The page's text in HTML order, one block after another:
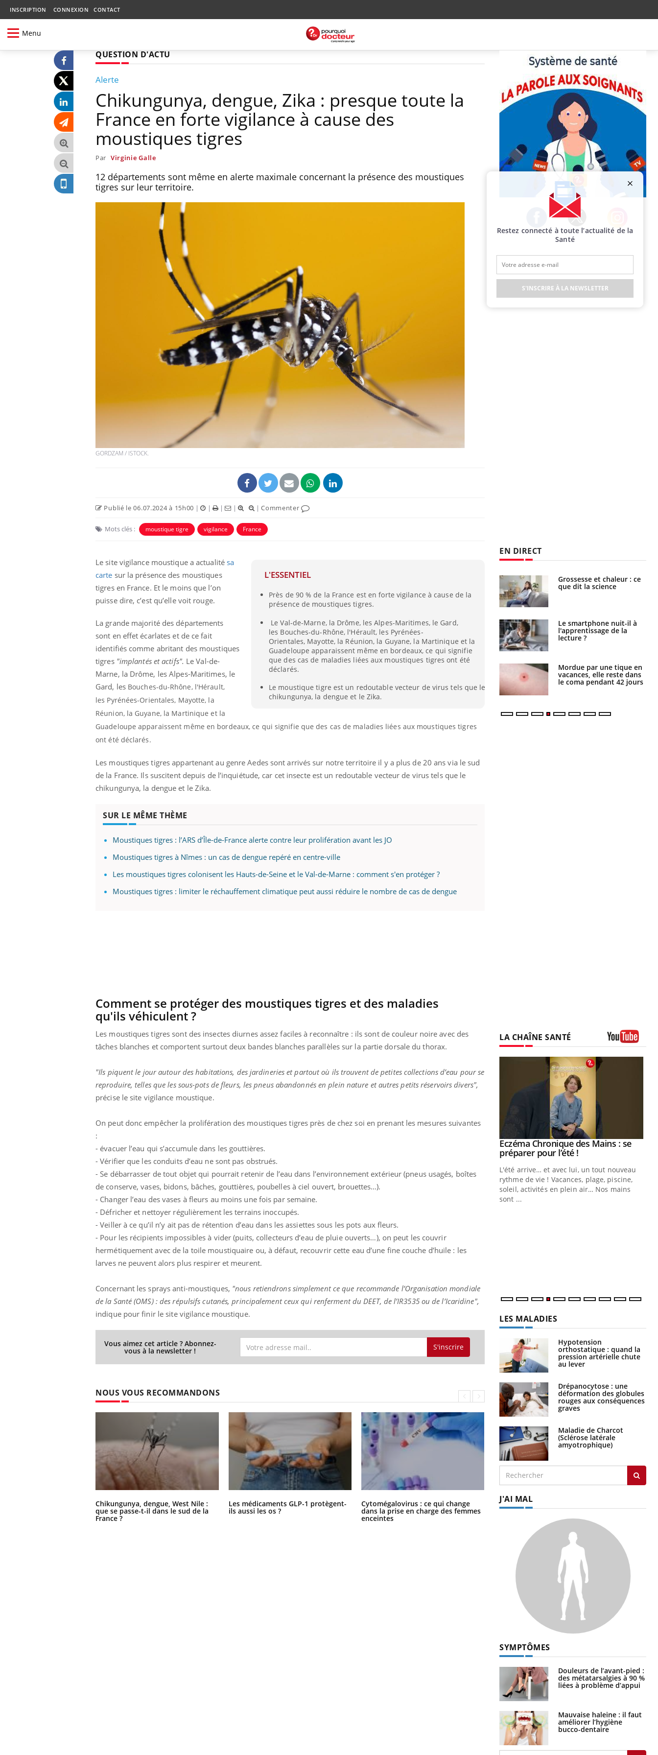
INSCRIPTION CONNEXION CONTACT
Menu
QUESTION D'ACTU
Alerte
Chikungunya, dengue, Zika : presque toute la
France en forte vigilance à cause des
moustiques tigres
Par Virginie Galle
12 départements sont même en alerte maximale concernant la présence des moustiques
tigres sur leur territoire.
GORDZAM / ISTOCK.
Publié le 06.07.2024 à 15h00 | | | | |Commenter
Mots clés : moustique tigre vigilance France
L'ESSENTIEL
Près de 90 % de la France est en forte vigilance à cause de la
présence de moustiques tigres.
Le Val-de-Marne, la Drôme, les Alpes-Maritimes, le Gard,
les Bouches-du-Rhône, l'Hérault, les Pyrénées-
Orientales, Mayotte, la Réunion, la Guyane, la Martinique et la
Guadeloupe apparaissent même en bordeaux, ce qui signifie
que des cas de maladies liées aux moustiques tigres ont été
déclarés.
Le moustique tigre est un redoutable vecteur de virus tels que le
chikungunya, la dengue et le Zika.
Le site vigilance moustique a actualitésa
carte sur la présence des moustiques
tigres en France. Et le moins que l’on
puisse dire, c’est qu’elle voit rouge.
La grande majorité des départements
sont en effet écarlates et de ce fait
identifiés comme abritant des moustiques
tigres"implantés et actifs". Le Val-de-
Marne, la Drôme, les Alpes-Maritimes, le
Gard, les Bouches-du-Rhône, l'Hérault,
les Pyrénées-Orientales, Mayotte, la
Réunion, la Guyane, la Martinique et la
Guadeloupe apparaissent même en bordeaux, ce qui signifie que des cas de maladies liées aux moustiques tigres
ont été déclarés.
Les moustiques tigres appartenant au genre Aedes sont arrivés sur notre territoire il y a plus de 20 ans via le sud
de la France. Ils suscitent depuis de l’inquiétude, car cet insecte est un redoutable vecteur de virus tels que le
chikungunya, la dengue et le Zika.
SUR LE MÊME THÈME
Moustiques tigres : l’ARS d’Île-de-France alerte contre leur prolifération avant les JO
Moustiques tigres à Nîmes : un cas de dengue repéré en centre-ville
Les moustiques tigres colonisent les Hauts-de-Seine et le Val-de-Marne : comment s'en protéger ?
Moustiques tigres : limiter le réchauffement climatique peut aussi réduire le nombre de cas de dengue
Comment se protéger des moustiques tigres et des maladies
qu'ils véhiculent ?
Les moustiques tigres sont des insectes diurnes assez faciles à reconnaître : ils sont de couleur noire avec des
tâches blanches et comportent surtout deux bandes blanches parallèles sur la partie dorsale du thorax.
"Ils piquent le jour autour des habitations, des jardineries et partout où ils trouvent de petites collections d’eau pour se
reproduire, telles que les sous-pots de fleurs, les pneus abandonnés en plein nature et autres petits réservoirs divers",
précise le site vigilance moustique.
On peut donc empêcher la prolifération des moustiques tigres près de chez soi en prenant les mesures suivantes
:
- évacuer l’eau qui s’accumule dans les gouttières.
- Vérifier que les conduits d’eau ne sont pas obstrués.
- Se débarrasser de tout objet qui pourrait retenir de l’eau dans l’environnement extérieur (pneus usagés, boîtes
de conserve, vases, bidons, bâches, gouttières, poubelles à ciel ouvert, brouettes…).
- Changer l’eau des vases à fleurs au moins une fois par semaine.
- Défricher et nettoyer régulièrement les terrains inoccupés.
- Veiller à ce qu’il n’y ait pas de rétention d’eau dans les assiettes sous les pots aux fleurs.
- Pour les récipients impossibles à vider (puits, collecteurs d’eau de pluie ouverts…), on peut les couvrir
hermétiquement avec de la toile moustiquaire ou, à défaut, recouvrir cette eau d’une fine couche d’huile : les
larves ne peuvent alors plus respirer et meurent.
Concernant les sprays anti-moustiques, "nous retiendrons simplement ce que recommande l’Organisation mondiale
de la Santé (OMS) : des répulsifs cutanés, principalement ceux qui renferment du DEET, de l’IR3535 ou de l’Icaridine",
indique pour finir le site vigilance moustique.
Vous aimez cet article ? Abonnez-
vous à la newsletter ! S'inscrire
NOUS VOUS RECOMMANDONS
Chikungunya, dengue, West Nile :
que se passe-t-il dans le sud de la
France ?
Les médicaments GLP-1 protègent-
ils aussi les os ?
Cytomégalovirus : ce qui change
dans la prise en charge des femmes
enceintes
La sieste empêche-t-elle de dormir
la nuit ?
Facebook Twitter Instagram
EN DIRECT
Chikungunya, dengue,
West Nile : que se passe-
t-il dans le sud de la
France ?
Les médicaments GLP-1
protègent-ils aussi les os
?
Cytomégalovirus : ce qui
change dans la prise en
charge des femmes
enceintes
La sieste empêche-t-elle
VIH : la fin du comprimé
tous les jours se profile-t-
elle enfin ?
Pourquoi votre ventre
gâche-t-il les premiers
noyade grimpe-t-il ?
Le Viagra pourrait-il
freiner la propagation du
cancer ?
Pourquoi manger moins
Grossesse et chaleur : ce
que dit la science
Le smartphone nuit-il à
l'apprentissage de la
lecture ?
Mordue par une tique en
vacances, elle reste dans
le coma pendant 42 jours
LA CHAÎNE SANTÉ
Eczéma Chronique des Mains :
expliquer ma maladie Youtube
Il y a des sujets qui sont faciles à aborder...
d'autres non ! D'un côté, poser des
questions sur la maladie d'un proche c'est
Youtube
Carence en fer : comprendre pour
prévenirYoutube
Fatigue, irritabilité, brouillard mental ou
même alopécie… Les symptômes de la
carence en fer sont multiples ce qui la rend
...
En 2026, l'insuline dans le diabète de type 2
reste entourée d'idées reçues chez les
patients comme parfois chez les soignants.
Youtube
Eczéma Chronique des Mains : se
préparer pour l’été !Youtube
L'été arrive… et avec lui, un tout nouveau
rythme de vie ! Vacances, plage, piscine,
soleil, activités en plein air… Nos mains
sont ...
LES MALADIES
Hypotension
orthostatique : quand la
pression artérielle chute
au lever
Drépanocytose : une
déformation des globules
rouges aux conséquences
graves
Maladie de Charcot
(Sclérose latérale
amyotrophique)
J'AI MAL
SYMPTÔMES
Douleurs de l’avant-pied :
des métatarsalgies à 90 %
liées à problème d’appui
Mauvaise haleine : il faut
améliorer l’hygiène
bucco-dentaire
Restez connecté à toute l’actualité de la
Santé
S'INSCRIRE À LA NEWSLETTER